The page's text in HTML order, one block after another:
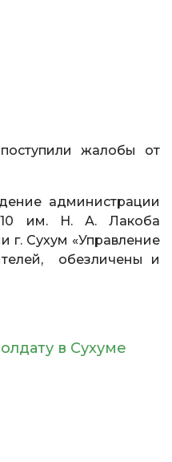
жалобы от
администрации
им. Н. А. Лакоба
Сухум «Управление
обезличены и
в Сухуме